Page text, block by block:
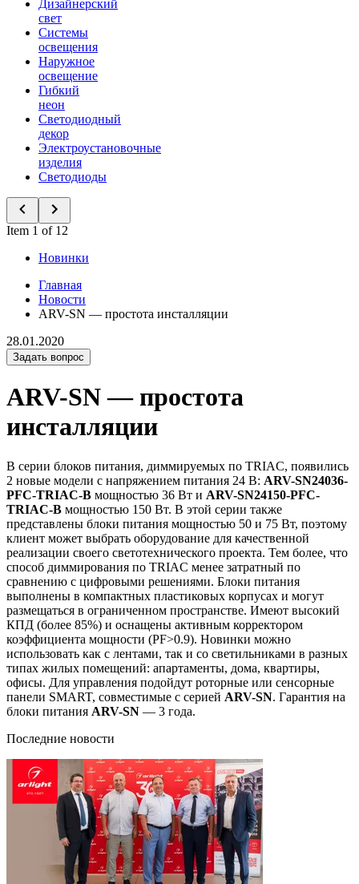
Дизайнерский
свет
Системы
освещения
Наружное
освещение
Гибкий
неон
Светодиодный
декор
Электроустановочные
изделия
Светодиоды
Item 1 of 12
Новинки
Главная
Новости
ARV-SN — простота инсталляции
28.01.2020
Задать вопрос
ARV-SN — простота
инсталляции
В серии блоков питания, диммируемых по TRIAC, появились
2 новые модели с напряжением питания 24 В: ARV-SN24036-
PFC-TRIAC-B мощностью 36 Вт и ARV-SN24150-PFC-
TRIAC-B мощностью 150 Вт. В этой серии также
представлены блоки питания мощностью 50 и 75 Вт, поэтому
клиент может выбрать оборудование для качественной
реализации своего светотехнического проекта. Тем более, что
способ диммирования по TRIAC менее затратный по
сравнению с цифровыми решениями. Блоки питания
выполнены в компактных пластиковых корпусах и могут
размещаться в ограниченном пространстве. Имеют высокий
КПД (более 85%) и оснащены активным корректором
коэффициента мощности (PF>0.9). Новинки можно
использовать как с лентами, так и со светильниками в разных
типах жилых помещений: апартаменты, дома, квартиры,
офисы. Для управления подойдут роторные или сенсорные
панели SMART, совместимые с серией ARV-SN. Гарантия на
блоки питания ARV-SN — 3 года.
Последние новости